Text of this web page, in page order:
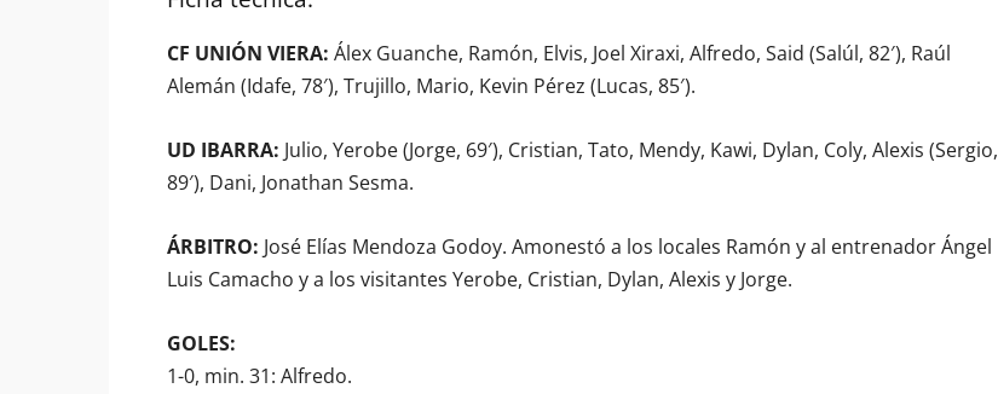
CF UNIÓN VIERA: Álex Guanche, Ramón, Elvis, Joel Xiraxi, Alfredo, Said (Salúl, 82′), Raúl
Alemán (Idafe, 78′), Trujillo, Mario, Kevin Pérez (Lucas, 85′).
UD IBARRA: Julio, Yerobe (Jorge, 69′), Cristian, Tato, Mendy, Kawi, Dylan, Coly, Alexis (Sergio,
89′), Dani, Jonathan Sesma.
ÁRBITRO: José Elías Mendoza Godoy. Amonestó a los locales Ramón y al entrenador Ángel
Luis Camacho y a los visitantes Yerobe, Cristian, Dylan, Alexis y Jorge.
GOLES:
1-0, min. 31: Alfredo.